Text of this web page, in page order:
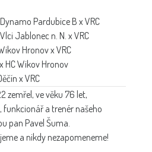
Pardubice B x VRC
Jablonec n. N. x VRC
Hronov x VRC
HC Wikov Hronov
x VRC
zemřel, ve věku 76 let,
funkcionář a trenér našeho
pan Pavel Šuma.
a nikdy nezapomeneme!